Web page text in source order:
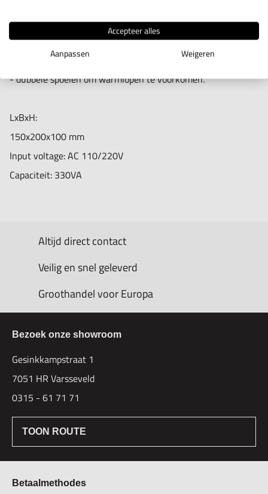
- Te gebruiken voor onderdelen, gereedschappen etc.
- Voor langdurig gebruik (24 uur per dag).
- dubbele spoelen om warmlopen te voorkomen.
LxBxH:
150x200x100 mm
Input voltage: AC 110/220V
Capaciteit: 330VA
Altijd direct contact
Veilig en snel geleverd
Groothandel voor Europa
Bezoek onze showroom
Gesinkkampstraat 1
7051 HR Varsseveld
0315 - 61 71 71
TOON ROUTE
Betaalmethodes
Accepteer alles
Aanpassen
Weigeren